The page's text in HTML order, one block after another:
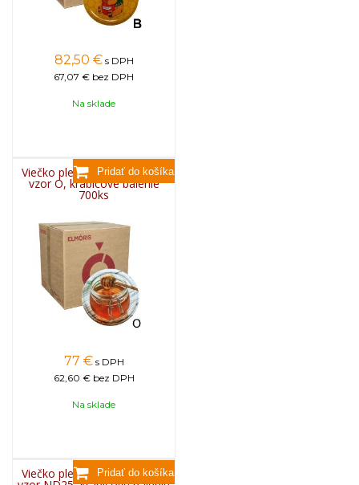
82,50 € s DPH
67,07 € bez DPH
Na sklade
Viečko plechové TWIST 82 -
vzor O, krabicové balenie
700ks
77 € s DPH
62,60 € bez DPH
Na sklade
Viečko plechové TWIST 82 -